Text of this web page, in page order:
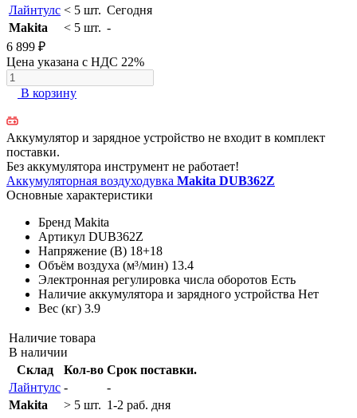
Лайнтулс < 5 шт. Сегодня
Makita
< 5 шт. -
6 899 ₽
Цена указана с НДС 22%
В корзину
Аккумулятор и зарядное устройство не входит в комплект
поставки.
Без аккумулятора инструмент не работает!
Аккумуляторная воздуходувка Makita DUB362Z
Основные характеристики
Бренд Makita
Артикул DUB362Z
Напряжение (В) 18+18
Объём воздуха (м³/мин) 13.4
Электронная регулировка числа оборотов Есть
Наличие аккумулятора и зарядного устройства Нет
Вес (кг) 3.9
Наличие товара
В наличии
Склад
Кол-во Срок поставки.
Лайнтулс -
-
Makita
> 5 шт. 1-2 раб. дня